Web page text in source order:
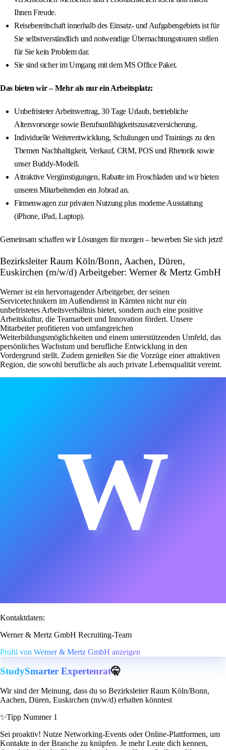
Ihnen Freude.
Reisebereitschaft innerhalb des Einsatz- und Aufgabengebiets ist für
Sie selbstverständlich und notwendige Übernachtungstouren stellen
für Sie kein Problem dar.
Sie sind sicher im Umgang mit dem MS Office Paket.
Das bieten wir – Mehr als nur ein Arbeitsplatz:
Unbefristeter Arbeitsvertrag, 30 Tage Urlaub, betriebliche
Altersvorsorge sowie Berufsunfähigkeitszusatzversicherung.
Individuelle Weiterentwicklung, Schulungen und Trainings zu den
Themen Nachhaltigkeit, Verkauf, CRM, POS und Rhetorik sowie
unser Buddy-Modell.
Attraktive Vergünstigungen, Rabatte im Froschladen und wir bieten
unseren Mitarbeitenden ein Jobrad an.
Firmenwagen zur privaten Nutzung plus moderne Ausstattung
(iPhone, iPad, Laptop).
Gemeinsam schaffen wir Lösungen für morgen – bewerben Sie sich jetzt!
Bezirksleiter Raum Köln/Bonn, Aachen, Düren,
Euskirchen (m/w/d) Arbeitgeber: Werner & Mertz GmbH
Werner ist ein hervorragender Arbeitgeber, der seinen
Servicetechnikern im Außendienst in Kärnten nicht nur ein
unbefristetes Arbeitsverhältnis bietet, sondern auch eine positive
Arbeitskultur, die Teamarbeit und Innovation fördert. Unsere
Mitarbeiter profitieren von umfangreichen
Weiterbildungsmöglichkeiten und einem unterstützenden Umfeld, das
persönliches Wachstum und berufliche Entwicklung in den
Vordergrund stellt. Zudem genießen Sie die Vorzüge einer attraktiven
Region, die sowohl berufliche als auch private Lebensqualität vereint.
W
Kontaktdaten:
Werner & Mertz GmbH Recruiting-Team
Profil von Werner & Mertz GmbH anzeigen
StudySmarter Expertenrat🤫
Wir sind der Meinung, dass du so Bezirksleiter Raum Köln/Bonn,
Aachen, Düren, Euskirchen (m/w/d) erhalten könntest
✨Tipp Nummer 1
Sei proaktiv! Nutze Networking-Events oder Online-Plattformen, um
Kontakte in der Branche zu knüpfen. Je mehr Leute dich kennen,